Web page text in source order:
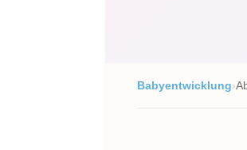
Babyentwicklung›